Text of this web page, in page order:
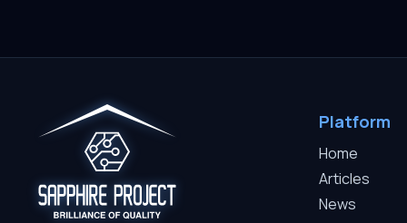
Platform
Home
Articles
News